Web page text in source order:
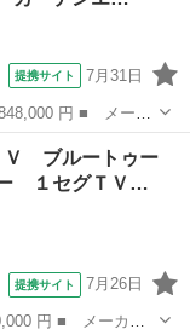
提携サイト 7月31日
グレード名： Ｚ
ーテンエアバッグ
Ｖ ブルートゥー
１セグＴＶ…
提携サイト 7月26日